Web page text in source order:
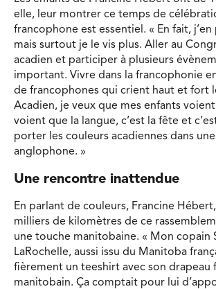
elle, leur montrer ce temps de
francophone est essentiel. « En fait,
mais surtout je le vis plus. Aller au
acadien et participer à plusieurs
important. Vivre dans la francophonie
de francophones qui crient haut et fort
Acadien, je veux que mes enfants voient
voient que la langue, c’est la fête et
porter les couleurs acadiennes dans
anglophone. »
Une rencontre inattendue
En parlant de couleurs, Francine
milliers de kilomètres de ce
une touche manitobaine. « Mon copain
LaRochelle, aussi issu du Manitoba
fièrement un teeshirt avec son drapeau
manitobain. Ça comptait pour lui